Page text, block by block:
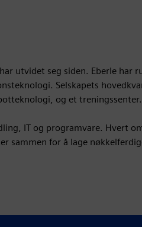
utvidet seg siden. Eberle har
Selskapets
og et
IT og programvare. Hvert
sammen for å lage